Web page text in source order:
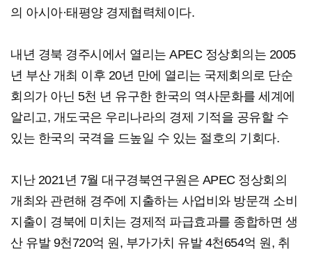
의 아시아·태평양 경제협력체이다.
내년 경북 경주시에서 열리는 APEC 정상회의는 2005
년 부산 개최 이후 20년 만에 열리는 국제회의로 단순
회의가 아닌 5천 년 유구한 한국의 역사문화를 세계에
알리고, 개도국은 우리나라의 경제 기적을 공유할 수
있는 한국의 국격을 드높일 수 있는 절호의 기회다.
지난 2021년 7월 대구경북연구원은 APEC 정상회의
개최와 관련해 경주에 지출하는 사업비와 방문객 소비
지출이 경북에 미치는 경제적 파급효과를 종합하면 생
산 유발 9천720억 원, 부가가치 유발 4천654억 원, 취